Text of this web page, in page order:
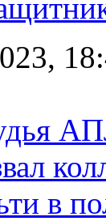
в